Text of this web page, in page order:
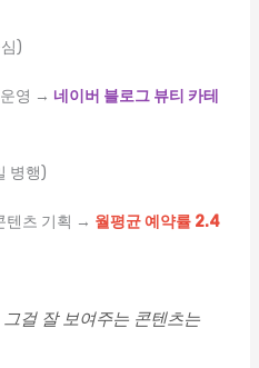
)
영 → 네이버 블로그 뷰티 카테
병행)
텐츠 기획 → 월평균 예약률 2.4
걸 잘 보여주는 콘텐츠는